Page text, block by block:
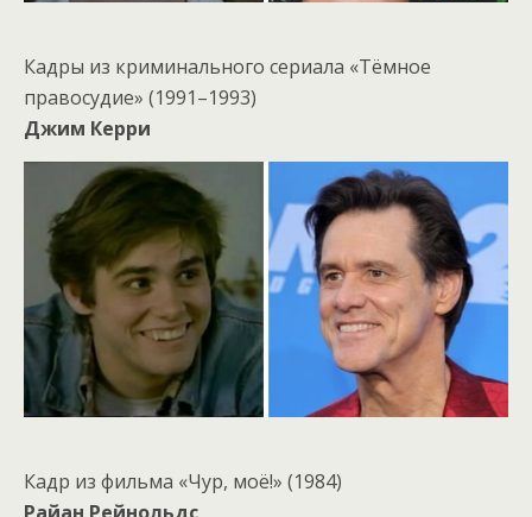
Кадры из криминального сериала «Тёмное
правосудие» (1991–1993)
Джим Керри
Кадр из фильма «Чур, моё!» (1984)
Райан Рейнольдс